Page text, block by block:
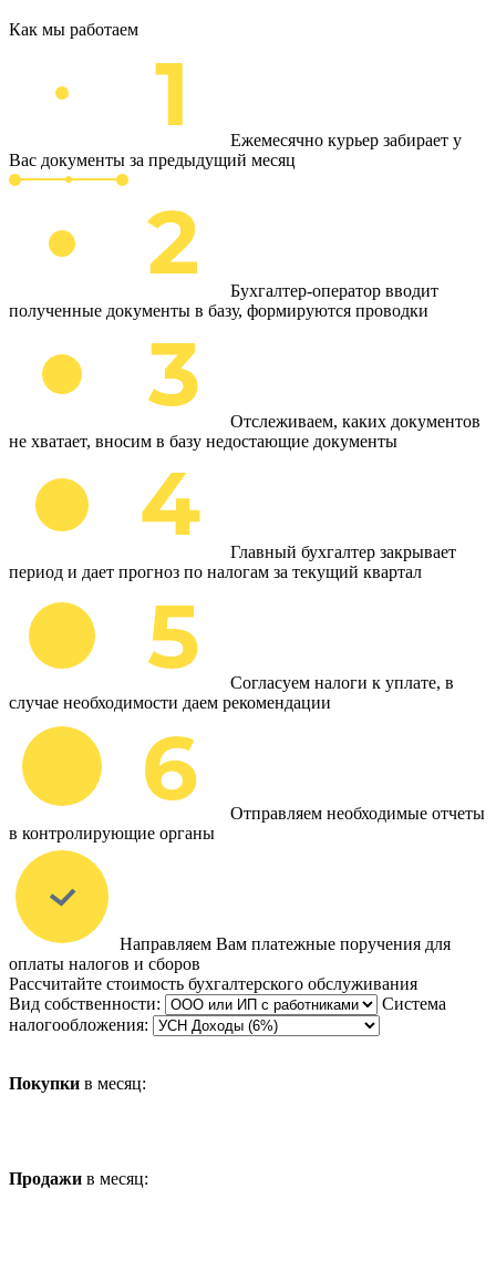
Как мы работаем
Ежемесячно курьер забирает у
Вас документы за предыдущий месяц
Бухгалтер-оператор вводит
полученные документы в базу, формируются проводки
Отслеживаем, каких документов
не хватает, вносим в базу недостающие документы
Главный бухгалтер закрывает
период и дает прогноз по налогам за текущий квартал
Согласуем налоги к уплате, в
случае необходимости даем рекомендации
Отправляем необходимые отчеты
в контролирующие органы
Направляем Вам платежные поручения для
оплаты налогов и сборов
Рассчитайте стоимость бухгалтерского обслуживания
Вид собственности:
Система
налогообложения:
Покупки в месяц:
Продажи в месяц: